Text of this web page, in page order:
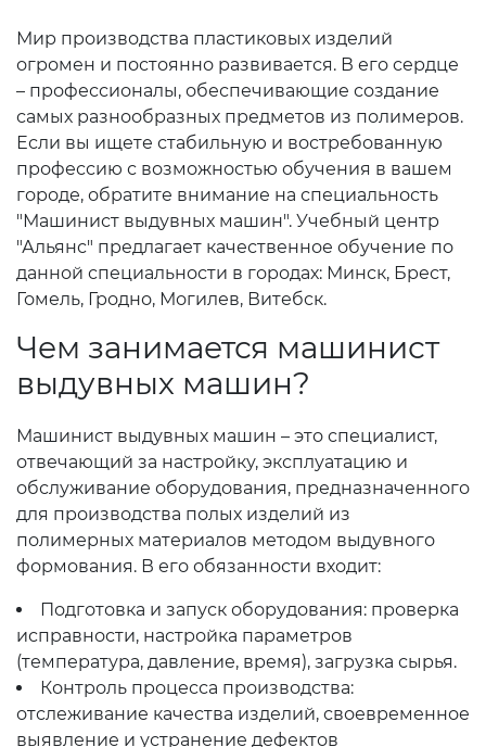
Мир производства пластиковых изделий
огромен и постоянно развивается. В его сердце
– профессионалы, обеспечивающие создание
самых разнообразных предметов из полимеров.
Если вы ищете стабильную и востребованную
профессию с возможностью обучения в вашем
городе, обратите внимание на специальность
"Машинист выдувных машин". Учебный центр
"Альянс" предлагает качественное обучение по
данной специальности в городах: Минск, Брест,
Гомель, Гродно, Могилев, Витебск.
Чем занимается машинист
выдувных машин?
Машинист выдувных машин – это специалист,
отвечающий за настройку, эксплуатацию и
обслуживание оборудования, предназначенного
для производства полых изделий из
полимерных материалов методом выдувного
формования. В его обязанности входит:
Подготовка и запуск оборудования: проверка
исправности, настройка параметров
(температура, давление, время), загрузка сырья.
Контроль процесса производства:
отслеживание качества изделий, своевременное
выявление и устранение дефектов